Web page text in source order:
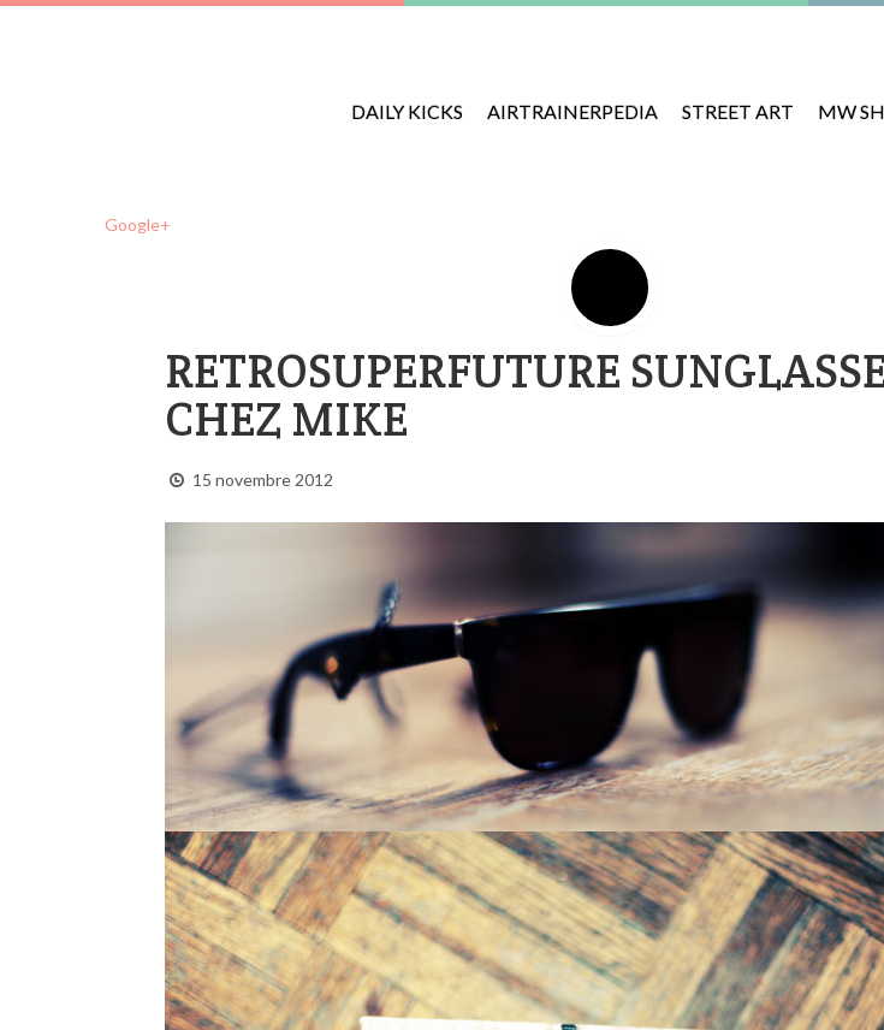
DAILY KICKS AIRTRAINERPEDIA STREET ART MW
Google+
RETROSUPERFUTURE
CHEZ MIKE
15 novembre 2012